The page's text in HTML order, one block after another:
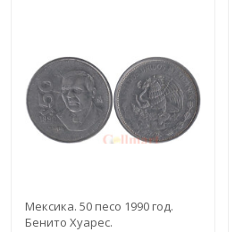
Мексика. 50 песо 1990 год.
Бенито Хуарес.